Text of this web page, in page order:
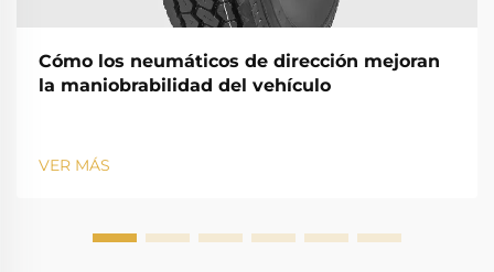
Cómo los neumáticos de dirección mejoran
la maniobrabilidad del vehículo
VER MÁS